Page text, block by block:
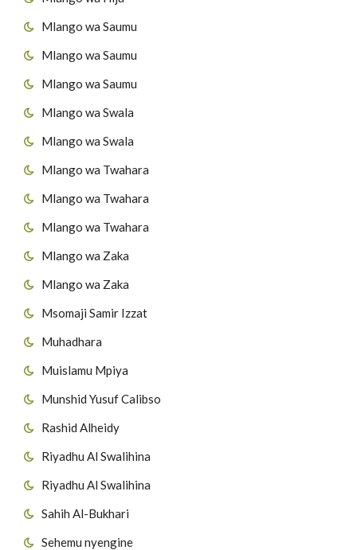
Mlango wa Saumu
Mlango wa Saumu
Mlango wa Saumu
Mlango wa Swala
Mlango wa Swala
Mlango wa Twahara
Mlango wa Twahara
Mlango wa Twahara
Mlango wa Zaka
Mlango wa Zaka
Msomaji Samir Izzat
Muhadhara
Muislamu Mpiya
Munshid Yusuf Calibso
Rashid Alheidy
Riyadhu Al Swalihina
Riyadhu Al Swalihina
Sahih Al-Bukhari
Sehemu nyengine